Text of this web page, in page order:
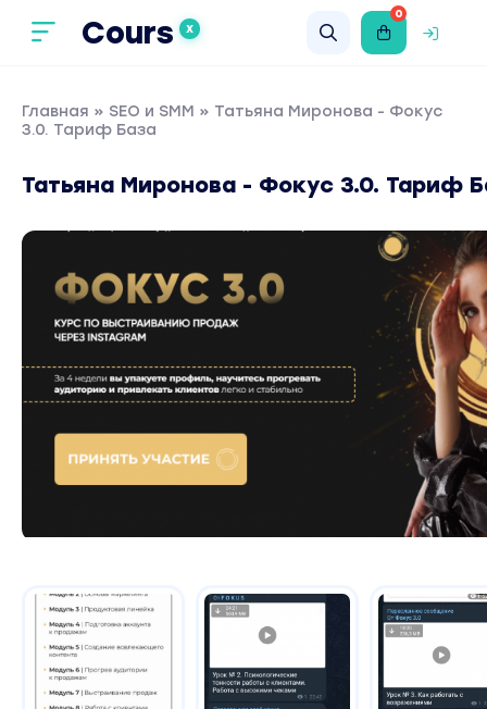
Cours X
0
Главная » SEO и SMM » Татьяна Миронова - Фокус
3.0. Тариф База
Татьяна Миронова - Фокус 3.0. Тариф